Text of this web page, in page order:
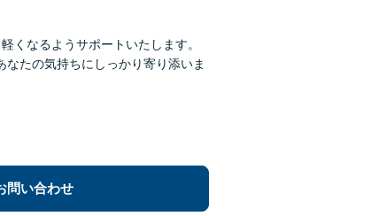
くなるようサポートいたします。
たの気持ちにしっかり寄り添いま
問い合わせ